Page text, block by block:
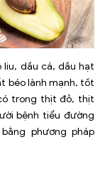
liu, dầu cá, dầu hạt
béo lành mạnh, tốt
trong thịt đỏ, thịt
bệnh tiểu đường
phương pháp